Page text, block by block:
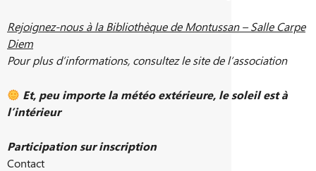
Rejoignez-nous à la Bibliothèque de Montussan – Salle Carpe
Diem
Pour plus d’informations, consultez le site de l’association
Et, peu importe la météo extérieure, le soleil est à
l’intérieur
Participation sur inscription
Contact